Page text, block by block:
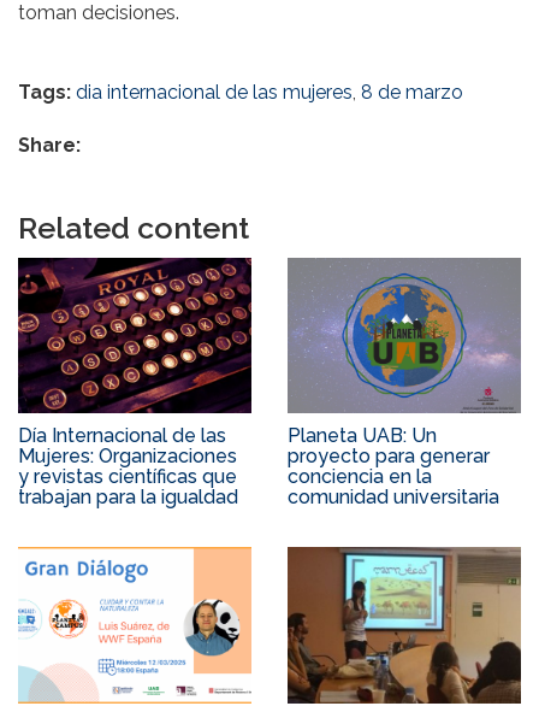
toman decisiones.
Tags: dia internacional de las mujeres, 8 de marzo
Share:
Related content
Día Internacional de las
Mujeres: Organizaciones
y revistas científicas que
trabajan para la igualdad
Planeta UAB: Un
proyecto para generar
conciencia en la
comunidad universitaria